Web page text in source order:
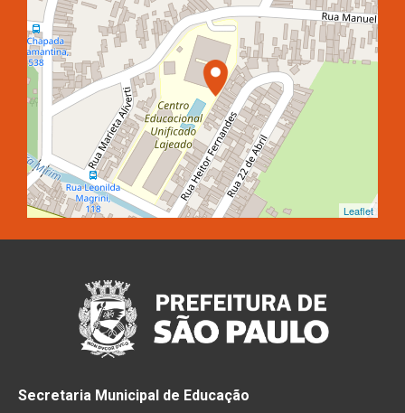
Leaflet
Secretaria Municipal de Educação